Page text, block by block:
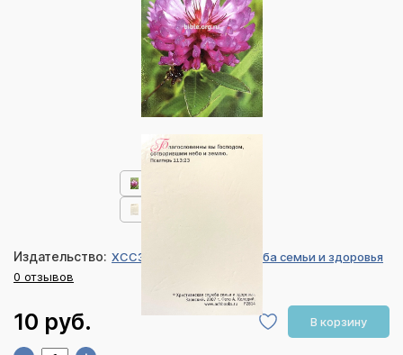
Издательство: ХССЗ Христианская служба семьи и здоровья
0 отзывов
10 руб. В корзину